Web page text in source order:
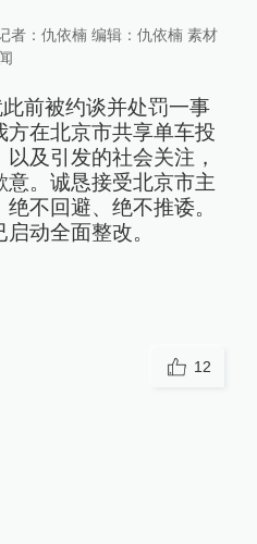
者：仇依楠 编辑：仇依楠 素材
前被约谈并处罚一事
方在北京市共享单车投
及引发的社会关注，
意。诚恳接受北京市主
不回避、绝不推诿。
动全面整改。
12